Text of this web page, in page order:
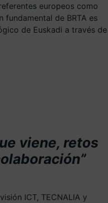
europeos como
fundamental de BRTA es
de Euskadi a través de
viene, retos
ICT, TECNALIA y